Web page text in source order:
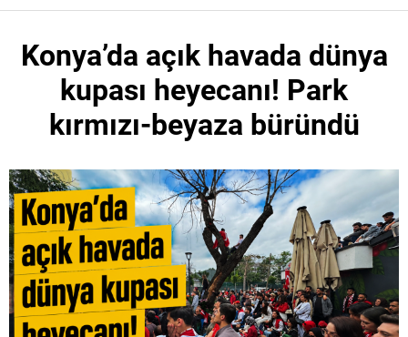
Konya’da açık havada dünya
kupası heyecanı! Park
kırmızı-beyaza büründü